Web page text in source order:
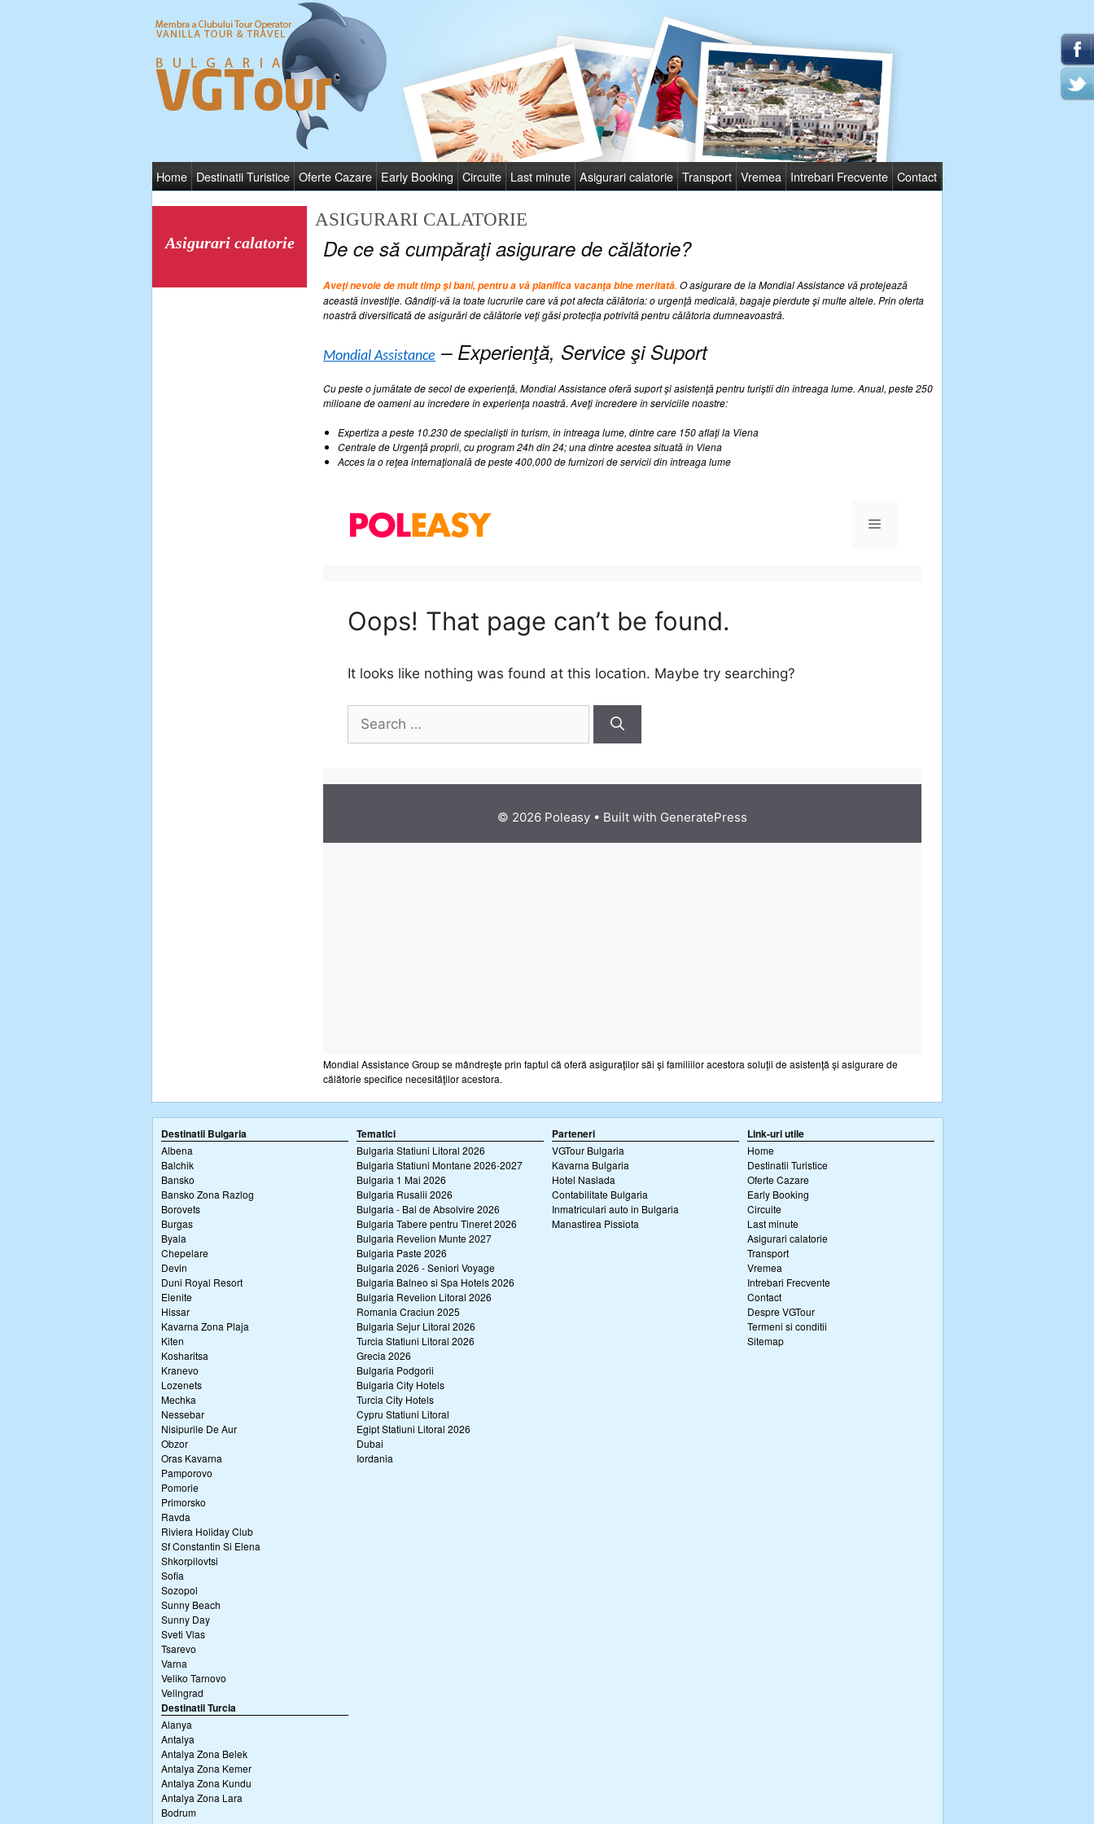
Home Destinatii Turistice Oferte Cazare Early Booking Circuite Last minute Asigurari calatorie Transport Vremea Intrebari Frecvente Contact
Asigurari calatorie
ASIGURARI CALATORIE
De ce să cumpăraţi asigurare de călătorie?
Aveţi nevoie de mult timp şi bani, pentru a vă planifica vacanţa bine meritată. O asigurare de la Mondial Assistance vă protejează
această investiţie. Gândiţi-vă la toate lucrurile care vă pot afecta călătoria: o urgenţă medicală, bagaje pierdute şi multe altele. Prin oferta
noastră diversificată de asigurări de călătorie veţi găsi protecţia potrivită pentru călătoria dumneavoastră.
Mondial Assistance – Experienţă, Service şi Suport
Cu peste o jumătate de secol de experienţă, Mondial Assistance oferă suport şi asistenţă pentru turiştii din întreaga lume. Anual, peste 250
milioane de oameni au încredere în experienţa noastră. Aveţi încredere în serviciile noastre:
Expertiza a peste 10.230 de specialişti în turism, în întreaga lume, dintre care 150 aflaţi la Viena
Centrale de Urgenţă proprii, cu program 24h din 24; una dintre acestea situată în Viena
Acces la o reţea internaţională de peste 400,000 de furnizori de servicii din întreaga lume
Mondial Assistance Group se mândreşte prin faptul că oferă asiguraţilor săi şi familiilor acestora soluţii de asistenţă şi asigurare de
călătorie specifice necesităţilor acestora.
Destinatii Bulgaria
Albena
Balchik
Bansko
Bansko Zona Razlog
Borovets
Burgas
Byala
Chepelare
Devin
Duni Royal Resort
Elenite
Hissar
Kavarna Zona Plaja
Kiten
Kosharitsa
Kranevo
Lozenets
Mechka
Nessebar
Nisipurile De Aur
Obzor
Oras Kavarna
Pamporovo
Pomorie
Primorsko
Ravda
Riviera Holiday Club
Sf Constantin Si Elena
Shkorpilovtsi
Sofia
Sozopol
Sunny Beach
Sunny Day
Sveti Vlas
Tsarevo
Varna
Veliko Tarnovo
Velingrad
Destinatii Turcia
Alanya
Antalya
Antalya Zona Belek
Antalya Zona Kemer
Antalya Zona Kundu
Antalya Zona Lara
Bodrum
Tematici
Bulgaria Statiuni Litoral 2026
Bulgaria Statiuni Montane 2026-2027
Bulgaria 1 Mai 2026
Bulgaria Rusalii 2026
Bulgaria - Bal de Absolvire 2026
Bulgaria Tabere pentru Tineret 2026
Bulgaria Revelion Munte 2027
Bulgaria Paste 2026
Bulgaria 2026 - Seniori Voyage
Bulgaria Balneo si Spa Hotels 2026
Bulgaria Revelion Litoral 2026
Romania Craciun 2025
Bulgaria Sejur Litoral 2026
Turcia Statiuni Litoral 2026
Grecia 2026
Bulgaria Podgorii
Bulgaria City Hotels
Turcia City Hotels
Cypru Statiuni Litoral
Egipt Statiuni Litoral 2026
Dubai
Iordania
Parteneri
VGTour Bulgaria
Kavarna Bulgaria
Hotel Naslada
Contabilitate Bulgaria
Inmatriculari auto in Bulgaria
Manastirea Pissiota
Link-uri utile
Home
Destinatii Turistice
Oferte Cazare
Early Booking
Circuite
Last minute
Asigurari calatorie
Transport
Vremea
Intrebari Frecvente
Contact
Despre VGTour
Termeni si conditii
Sitemap